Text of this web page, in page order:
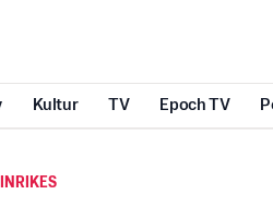
Kultur TV Epoch TV
INRIKES